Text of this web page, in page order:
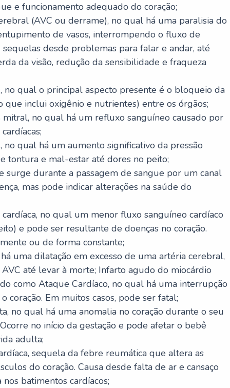
e funcionamento adequado do coração;
(AVC ou derrame), no qual há uma paralisia do
de vasos, interrompendo o fluxo de
desde problemas para falar e andar, até
da visão, redução da sensibilidade e fraqueza
no qual o principal aspecto presente é o bloqueio da
que inclui oxigênio e nutrientes) entre os órgãos;
no qual há um refluxo sanguíneo causado por
no qual há um aumento significativo da pressão
tontura e mal-estar até dores no peito;
surge durante a passagem de sangue por um canal
mas pode indicar alterações na saúde do
no qual um menor fluxo sanguíneo cardíaco
e pode ser resultante de doenças no coração.
ou de forma constante;
uma dilatação em excesso de uma artéria cerebral,
até levar à morte; Infarto agudo do miocárdio
como Ataque Cardíaco, no qual há uma interrupção
coração. Em muitos casos, pode ser fatal;
no qual há uma anomalia no coração durante o seu
no início da gestação e pode afetar o bebê
adulta;
sequela da febre reumática que altera as
do coração. Causa desde falta de ar e cansaço
batimentos cardíacos;